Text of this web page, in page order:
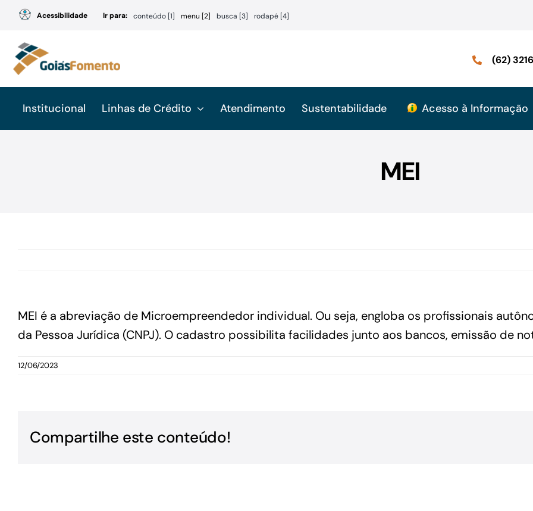
conteúdo
Acessibilidade Ir para: conteúdo [1] menu [2] busca [3] rodapé [4]
(62)
Institucional Linhas de Crédito
Para compra de matérias primas, insumos,
manutenção de estoques e despesas operacionais
Para modernizar, ampliar, adquirir maquinários,
realizar obras, dentre outros serviços
Atendimento Sustentabilidade Acesso à Informação
MEI
MEI é a abreviação de Microempreendedor individual. Ou seja, engloba os profissionais
da Pessoa Jurídica (CNPJ). O cadastro possibilita facilidades junto aos bancos, emissão de
12/06/2023
Compartilhe este conteúdo!